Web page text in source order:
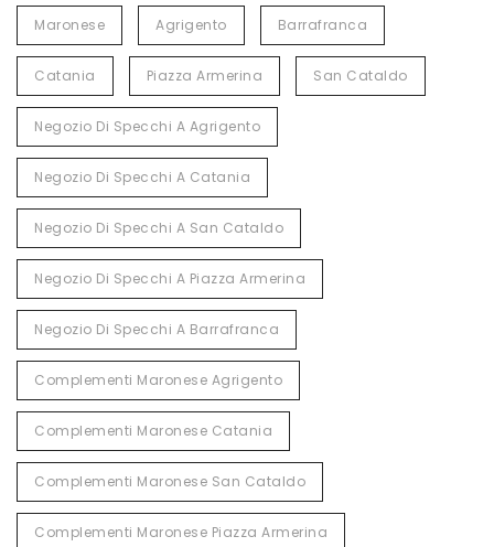
Maronese Agrigento Barrafranca
Catania Piazza Armerina San Cataldo
Negozio Di Specchi A Agrigento
Negozio Di Specchi A Catania
Negozio Di Specchi A San Cataldo
Negozio Di Specchi A Piazza Armerina
Negozio Di Specchi A Barrafranca
Complementi Maronese Agrigento
Complementi Maronese Catania
Complementi Maronese San Cataldo
Complementi Maronese Piazza Armerina